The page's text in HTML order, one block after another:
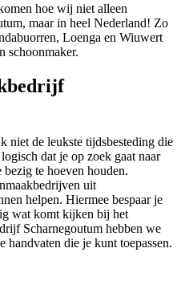
hoe wij niet alleen
maar in heel Nederland! Zo
Loenga en Wiuwert
schoonmaker.
niet de leukste tijdsbesteding die
dat je op zoek gaat naar
bezig te hoeven houden.
uit
helpen. Hiermee bespaar je
wat komt kijken bij het
Scharnegoutum hebben we
handvaten die je kunt toepassen.